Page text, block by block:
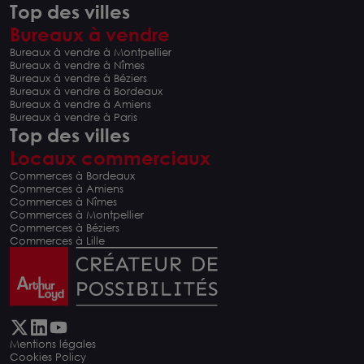
Top des villes
Bureaux à vendre
Bureaux à vendre à Montpellier
Bureaux à vendre à Nîmes
Bureaux à vendre à Béziers
Bureaux à vendre à Bordeaux
Bureaux à vendre à Amiens
Bureaux à vendre à Paris
Top des villes
Locaux commerciaux
Commerces à Bordeaux
Commerces à Amiens
Commerces à Nîmes
Commerces à Montpellier
Commerces à Béziers
Commerces à Lille
Mentions légales
Cookies Policy